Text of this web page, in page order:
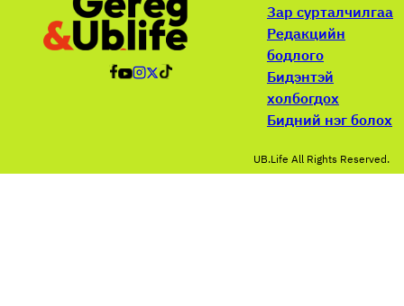
Зар сурталчилгаа
Редакцийн
бодлого
Бидэнтэй
холбогдох
Бидний нэг болох
UB.Life All Rights Reserved.